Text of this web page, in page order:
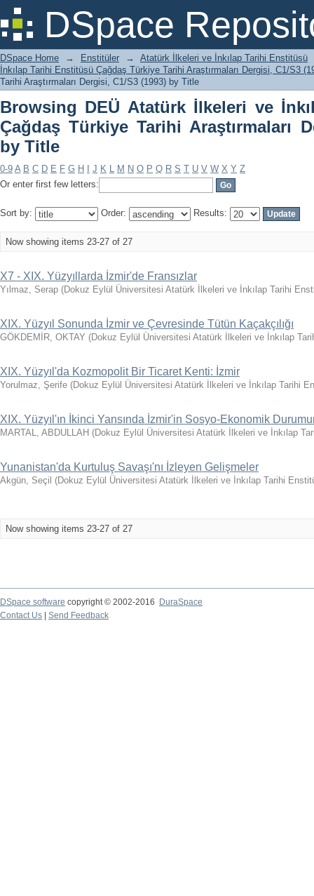
DSpace
Browsing DEÜ Atatürk İlkeleri ve
Araştırmaları Dergisi, C1/S3 (1993) by
DSpace Home → Enstitüler →
Atatürk İlkeleri ve İnkılap Tarihi Enstitüsü
İnkılap Tarihi Enstitüsü Çağdaş Türkiye Tarihi Araştırmaları Dergisi, C1/S3
Tarihi Araştırmaları Dergisi, C1/S3 (1993) by Title
Browsing DEÜ Atatürk İlkeleri ve
Çağdaş Türkiye Tarihi Araştırmaları
by Title
0-9 A B C D E F G H J K L M N O P Q R S T U V W X Y Z
Or enter first few letters:
Sort by: Order: Results:
Now showing items 23-27 of 27
X7 - XIX. Yüzyıllarda İzmir'de Fransızlar
Yılmaz, Serap (Dokuz Eylül Üniversitesi Atatürk İlkeleri ve İnkılap Tarihi
XIX. Yüzyıl Sonunda İzmir ve Çevresinde Tütün Kaçakçılığı
GÖKDEMİR, OKTAY (Dokuz Eylül Üniversitesi Atatürk İlkeleri ve İnkılap
XIX. Yüzyıl'da Kozmopolit Bir Ticaret Kenti: İzmir
Yorulmaz, Şerife (Dokuz Eylül Üniversitesi Atatürk İlkeleri ve İnkılap Tarihi
XIX. Yüzyıl'ın İkinci Yansında İzmir'in Sosyo-Ekonomik
MARTAL, ABDULLAH (Dokuz Eylül Üniversitesi Atatürk İlkeleri ve İnkılap
Yunanistan'da Kurtuluş Savaşı'nı İzleyen Gelişmeler
Akgün, Seçil (Dokuz Eylül Üniversitesi Atatürk İlkeleri ve İnkılap Tarihi
Now showing items 23-27 of 27
DSpace software copyright © 2002-2016
DuraSpace
Contact Us
Send Feedback